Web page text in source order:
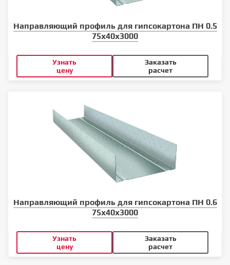
Направляющий профиль для гипсокартона ПН 0.5
75x40x3000
Узнать
цену
Заказать
расчет
Направляющий профиль для гипсокартона ПН 0.6
75x40x3000
Узнать
цену
Заказать
расчет